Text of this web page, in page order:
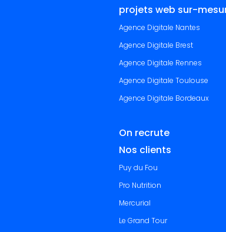
projets web sur-
Agence Digitale Nantes
Agence Digitale Brest
Agence Digitale Rennes
Agence Digitale Toulouse
Agence Digitale Bordeaux
On recrute
Nos clients
Puy du Fou
Pro Nutrition
Mercurial
Le Grand Tour